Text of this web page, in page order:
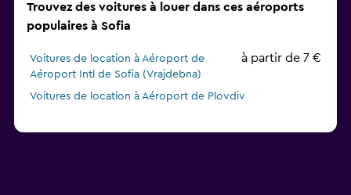
Trouvez des voitures à louer dans ces aéroports
populaires à Sofia
Voitures de location à Aéroport de
Aéroport Intl de Sofia (Vrajdebna)
à partir de 7 €
Voitures de location à Aéroport de Plovdiv